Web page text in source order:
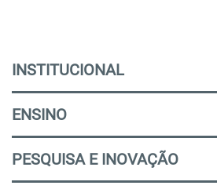
INSTITUCIONAL
ENSINO
PESQUISA E INOVAÇÃO